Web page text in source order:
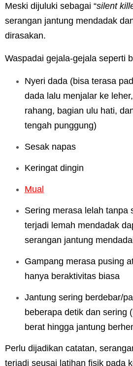
Meski dijuluki sebagai “silent
serangan jantung mendadak
dirasakan.
Waspadai gejala-gejala seperti
Nyeri dada (bisa terasa
dada lalu menjalar ke
rahang, bagian ulu hati,
tengah punggung)
Sesak napas
Keringat dingin
Mual
Sering merasa lelah tanpa
terjadi lemah mendadak
serangan jantung
Gampang merasa pusing
hanya beraktivitas biasa
Jantung sering berdebar/
beberapa detik dan sering
berat hingga jantung
Perlu dijadikan catatan,
terjadi seusai latihan fisik pada